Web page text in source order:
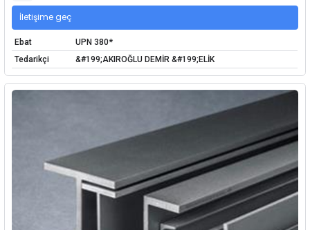
İletişime geç
Ebat
UPN 380*
Tedarikçi
&#199;AKIROĞLU DEMİR &#199;ELİK